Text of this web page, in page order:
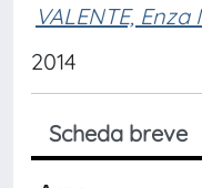
VALENTE, Enza
2014
Scheda breve